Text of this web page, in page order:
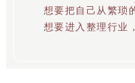
想要把自己从繁琐
想要进入整理行业